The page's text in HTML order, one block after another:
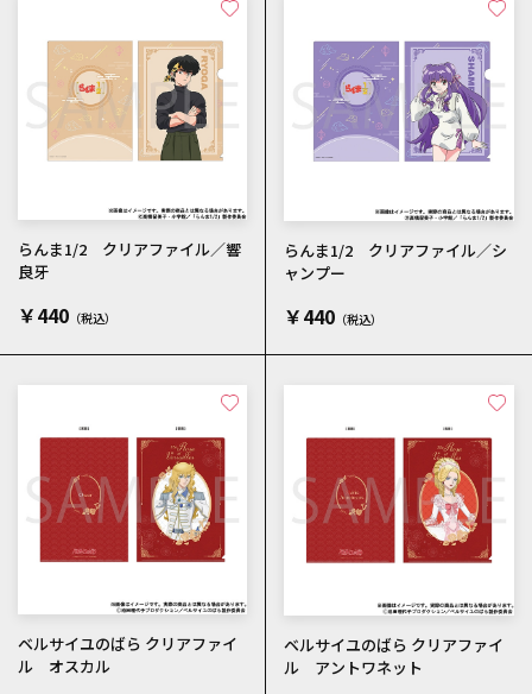
らんま1/2 クリアファイル／響
良牙
￥440
らんま1/2 クリアファイル／シ
ャンプー
￥440
ベルサイユのばら クリアファイ
ル オスカル
ベルサイユのばら クリアファイ
ル アントワネット